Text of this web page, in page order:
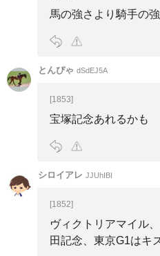
馬の強さより騎手の
とんぴゃ dSdEJ5A
[1853]
宝塚記念あれるかも
シロイアレ JJUhIBI
[1852]
ヴィクトリアマイル
田記念、東京G1はキ